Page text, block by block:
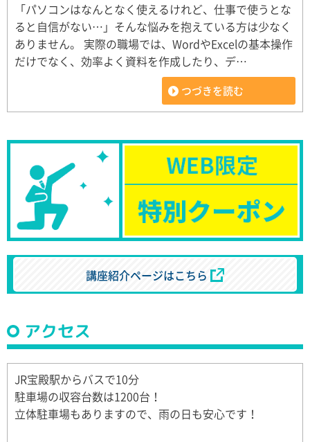
「パソコンはなんとなく使えるけれど、仕事で使うとな
ると自信がない…」そんな悩みを抱えている方は少なく
ありません。 実際の職場では、WordやExcelの基本操作
だけでなく、効率よく資料を作成したり、デ…
つづきを読む
講座紹介ページはこちら
アクセス
JR宝殿駅からバスで10分
駐車場の収容台数は1200台！
立体駐車場もありますので、雨の日も安心です！